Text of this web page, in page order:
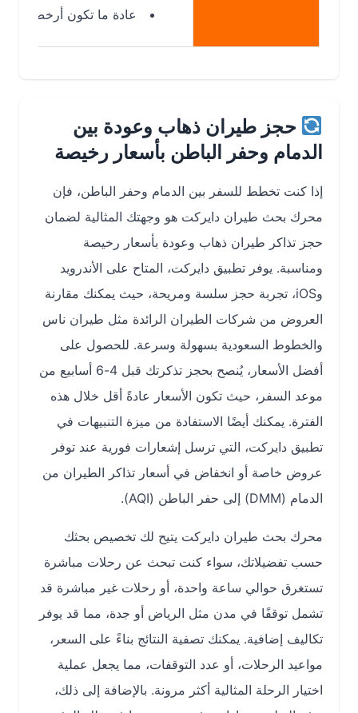
عادة ما تكون أرخص من
حجز طيران ذهاب وعودة بين
الدمام وحفر الباطن بأسعار رخيصة
إذا كنت تخطط للسفر بين الدمام وحفر الباطن، فإن
محرك بحث طيران دايركت هو وجهتك المثالية لضمان
حجز تذاكر طيران ذهاب وعودة بأسعار رخيصة
ومناسبة. يوفر تطبيق دايركت، المتاح على الأندرويد
وiOS، تجربة حجز سلسة ومريحة، حيث يمكنك مقارنة
العروض من شركات الطيران الرائدة مثل طيران ناس
والخطوط السعودية بسهولة وسرعة. للحصول على
أفضل الأسعار، يُنصح بحجز تذكرتك قبل 4-6 أسابيع من
موعد السفر، حيث تكون الأسعار عادةً أقل خلال هذه
الفترة. يمكنك أيضًا الاستفادة من ميزة التنبيهات في
تطبيق دايركت، التي ترسل إشعارات فورية عند توفر
عروض خاصة أو انخفاض في أسعار تذاكر الطيران من
الدمام (DMM) إلى حفر الباطن (AQI).
محرك بحث طيران دايركت يتيح لك تخصيص بحثك
حسب تفضيلاتك، سواء كنت تبحث عن رحلات مباشرة
تستغرق حوالي ساعة واحدة، أو رحلات غير مباشرة قد
تشمل توقفًا في مدن مثل الرياض أو جدة، مما قد يوفر
تكاليف إضافية. يمكنك تصفية النتائج بناءً على السعر،
مواعيد الرحلات، أو عدد التوقفات، مما يجعل عملية
اختيار الرحلة المثالية أكثر مرونة. بالإضافة إلى ذلك،